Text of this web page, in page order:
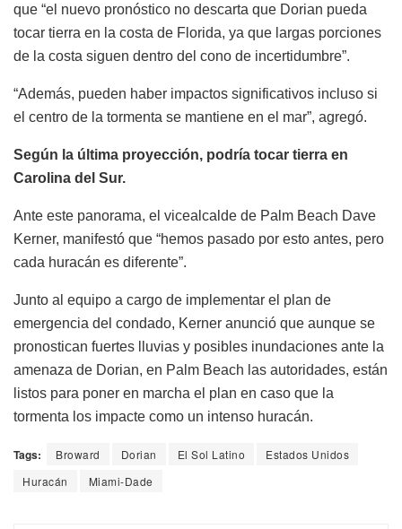
que “el nuevo pronóstico no descarta que Dorian pueda
tocar tierra en la costa de Florida, ya que largas porciones
de la costa siguen dentro del cono de incertidumbre”.
“Además, pueden haber impactos significativos incluso si
el centro de la tormenta se mantiene en el mar”, agregó.
Según la última proyección, podría tocar tierra en
Carolina del Sur.
Ante este panorama, el vicealcalde de Palm Beach Dave
Kerner, manifestó que “hemos pasado por esto antes, pero
cada huracán es diferente”.
Junto al equipo a cargo de implementar el plan de
emergencia del condado, Kerner anunció que aunque se
pronostican fuertes lluvias y posibles inundaciones ante la
amenaza de Dorian, en Palm Beach las autoridades, están
listos para poner en marcha el plan en caso que la
tormenta los impacte como un intenso huracán.
Tags: Broward Dorian El Sol Latino
Estados Unidos
Huracán
Miami-Dade